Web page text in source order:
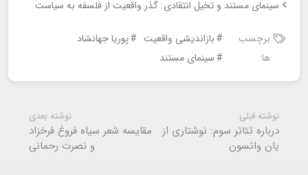
سینمای مستند و تخیل انتقادی: گذر واقعیت از فلسفه به سیاست
برچسب
ها:
بازاندیشی واقعیت
پوریا جهانشاد
سینمای مستند
نوشته قبلی
درباره تئاتر سوم: نوشتاری از
یان واتسون
نوشته بعدی
مقایسه شعر سیاه فروغ فرخزاد
و نصرت رحمانی